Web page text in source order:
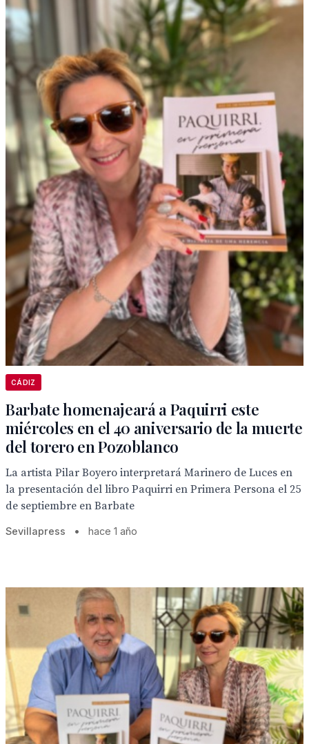
CÁDIZ
Barbate homenajeará a Paquirri este
miércoles en el 40 aniversario de la muerte
del torero en Pozoblanco
La artista Pilar Boyero interpretará Marinero de Luces en
la presentación del libro Paquirri en Primera Persona el 25
de septiembre en Barbate
Sevillapress • hace 1 año